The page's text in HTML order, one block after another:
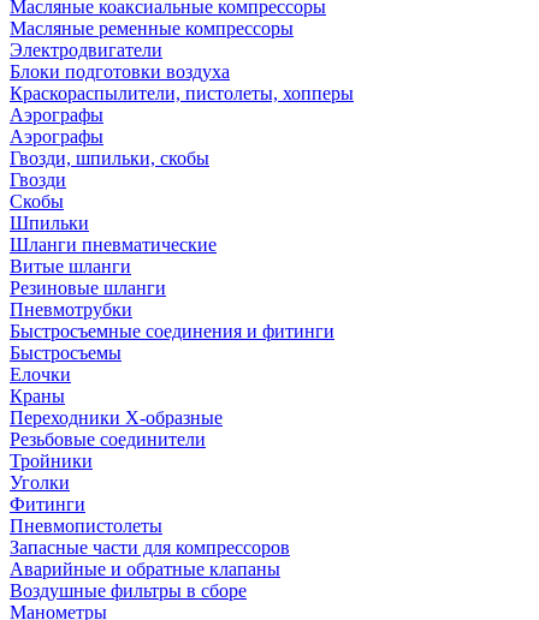
Масляные коаксиальные компрессоры
Масляные ременные компрессоры
Электродвигатели
Блоки подготовки воздуха
Краскораспылители, пистолеты, хопперы
Аэрографы
Аэрографы
Гвозди, шпильки, скобы
Гвозди
Скобы
Шпильки
Шланги пневматические
Витые шланги
Резиновые шланги
Пневмотрубки
Быстросъемные соединения и фитинги
Быстросъемы
Елочки
Краны
Переходники Х-образные
Резьбовые соединители
Тройники
Уголки
Фитинги
Пневмопистолеты
Запасные части для компрессоров
Аварийные и обратные клапаны
Воздушные фильтры в сборе
Манометры